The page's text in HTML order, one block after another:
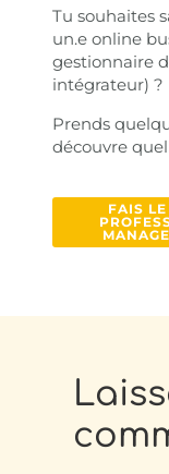
Tu souhaites
un.e online
gestionnaire
intégrateur) ?
Prends
découvre
FAIS